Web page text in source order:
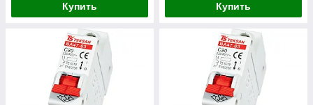
Купить Купить